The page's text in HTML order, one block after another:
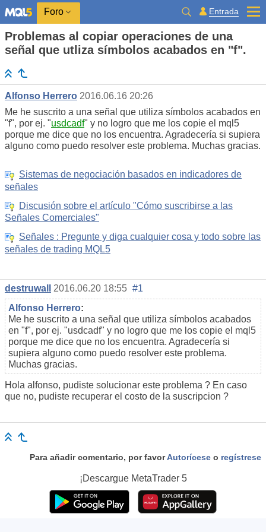
Foro Entrada
Problemas al copiar operaciones de una
señal que utliza símbolos acabados en "f".
Alfonso Herrero 2016.06.16 20:26
Me he suscrito a una señal que utiliza símbolos acabados en
"f", por ej. "usdcadf" y no logro que me los copie el mql5
porque me dice que no los encuentra. Agradecería si supiera
alguno como puedo resolver este problema. Muchas gracias.
Sistemas de negociación basados en indicadores de
señales
Discusión sobre el artículo "Cómo suscribirse a las
Señales Comerciales"
Señales : Pregunte y diga cualquier cosa y todo sobre las
señales de trading MQL5
destruwall 2016.06.20 18:55 #1
Alfonso Herrero:
Me he suscrito a una señal que utiliza símbolos acabados
en "f", por ej. "usdcadf" y no logro que me los copie el mql5
porque me dice que no los encuentra. Agradecería si
supiera alguno como puedo resolver este problema.
Muchas gracias.
Hola alfonso, pudiste solucionar este problema ? En caso
que no, pudiste recuperar el costo de la suscripcion ?
Para añadir comentario, por favorAutorícese o regístrese
¡Descargue MetaTrader 5